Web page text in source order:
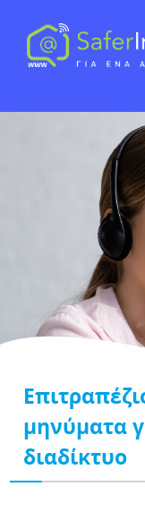
μηνύματα
διαδίκτυο